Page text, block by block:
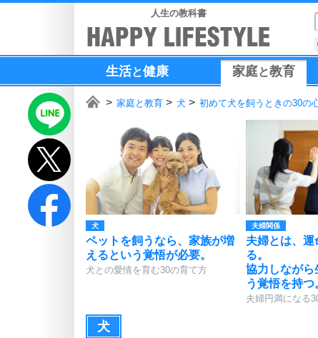
人生の教科書
生活と健康 家庭と教育
家庭と教育 犬 初めて犬を飼うときの30の
犬
ペットを飼うなら、家族が増
えるという覚悟が必要。
犬との愛情を育む30の育て方
夫婦関係
夫婦とは、
る。
協力しながら
う覚悟を持つ
夫婦円満になる
犬